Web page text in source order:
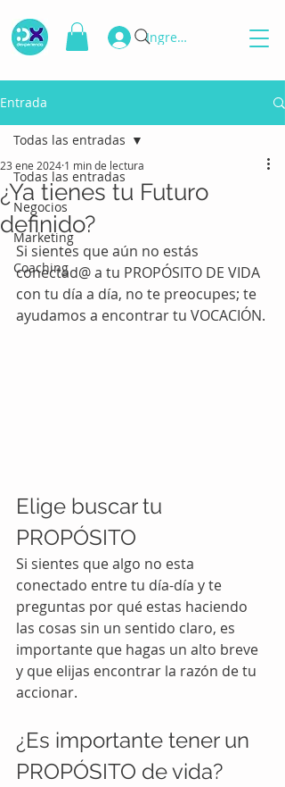
Ingresar
Entrada
Todas las entradas
Negocios
Marketing
Coaching
Todas las entradas
¿Ya tienes tu Futuro
definido?
23 ene 2024 1 min de lectura
Si sientes que aún no estás
conectad@ a tu PROPÓSITO DE VIDA
con tu día a día, no te preocupes; te
ayudamos a encontrar tu VOCACIÓN.
Elige buscar tu
PROPÓSITO
Si sientes que algo no esta
conectado entre tu día-día y te
preguntas por qué estas haciendo
las cosas sin un sentido claro, es
importante que hagas un alto breve
y que elijas encontrar la razón de tu
accionar.
¿Es importante tener un
PROPÓSITO de vida?